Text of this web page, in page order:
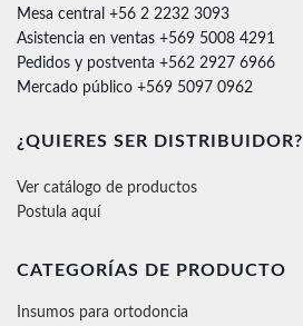
Mesa central +56 2 2232 3093
Asistencia en ventas +569 5008 4291
Pedidos y postventa +562 2927 6966
Mercado público +569 5097 0962
¿QUIERES SER DISTRIBUIDOR?
Ver catálogo de productos
Postula aquí
CATEGORÍAS DE PRODUCTO
Insumos para ortodoncia